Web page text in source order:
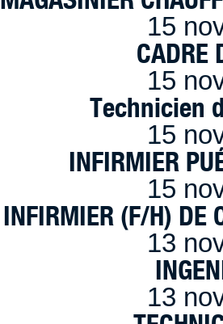
15
CADRE
15
Technicien
15
INFIRMIER
15
INFIRMIER (F/H) DE
13
13